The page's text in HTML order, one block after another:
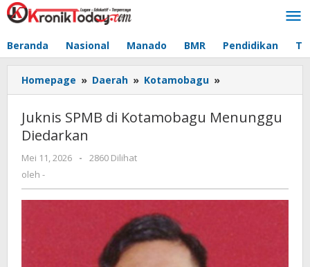
Lewati
ke
Beranda Nasional Manado BMR Pendidikan
Homepage » Daerah » Kotamobagu »
SPMB
Kotamobagu
Juknis SPMB di Kotamobagu Menunggu
Diedarkan
Mei 11, 2026
oleh
-
2860 Dilihat
oleh -